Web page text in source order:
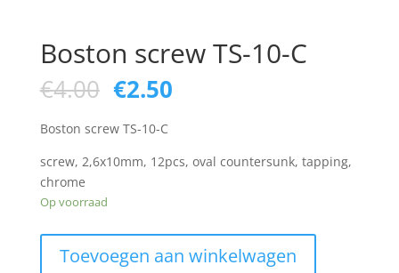
Boston screw TS-10-C
€4.00 Oorspronkelijke
prijs
was:
€4.00.
€2.50Huidige
€2.50.
Boston screw TS-10-C
screw, 2,6x10mm, 12pcs, oval countersunk, tapping,
chrome
Op voorraad
screwToevoegen aan winkelwagen